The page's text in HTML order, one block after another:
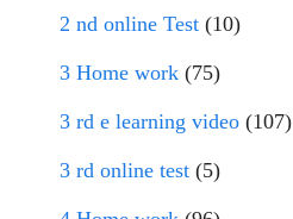
2 nd online Test (10)
3 Home work (75)
3 rd e learning video (107)
3 rd online test (5)